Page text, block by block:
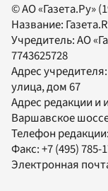
© АО «Газета.Ру»
Название:
Учредитель:АО
7743625728
Адрес
улица, дом 67
Адрес редакции и
Варшавское
Телефон редакции:
Факс:+7 (495) 785-
Электронная